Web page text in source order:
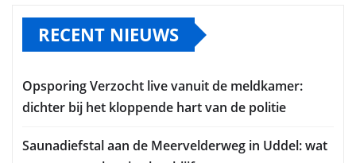
RECENT NIEUWS
Opsporing Verzocht live vanuit de meldkamer:
dichter bij het kloppende hart van de politie
Saunadiefstal aan de Meervelderweg in Uddel: wat